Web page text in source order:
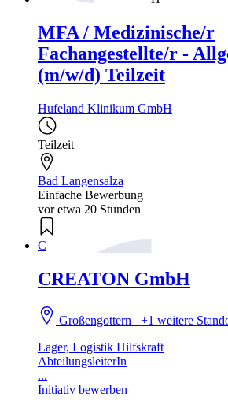
MFA / Medizinische/r
Fachangestellte/r -
(m/w/d) Teilzeit
Hufeland Klinikum GmbH
Teilzeit
Bad Langensalza
Einfache Bewerbung
vor etwa 20 Stunden
C
CREATON GmbH
Großengottern+1 weitere
Lager, Logistik Hilfskraft
AbteilungsleiterIn
...
Initiativ bewerben